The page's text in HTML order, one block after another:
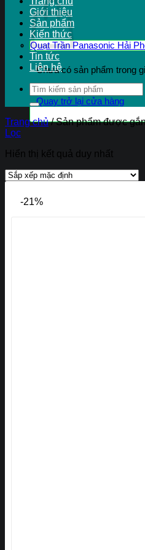
Chưa có sản phẩm trong
Quay trở lại cửa hàng
Giới thiệu
Sản phẩm
Kiến thức
Quạt Trần Panasonic Hải
Tin tức
Liên hệ
Tìm
kiếm:
Trang chủ /Sản phẩm được gắn
Lọc
Hiển thị kết quả duy nhất
-21%